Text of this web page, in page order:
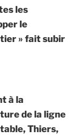
les
le
» fait subir
à la
de la ligne
Thiers,